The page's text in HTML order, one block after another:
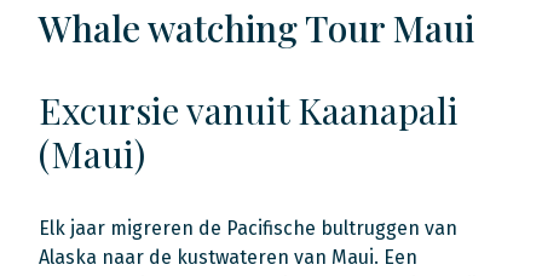
Whale watching Tour Maui
Excursie vanuit Kaanapali
(Maui)
Elk jaar migreren de Pacifische bultruggen van
Alaska naar de kustwateren van Maui. Een